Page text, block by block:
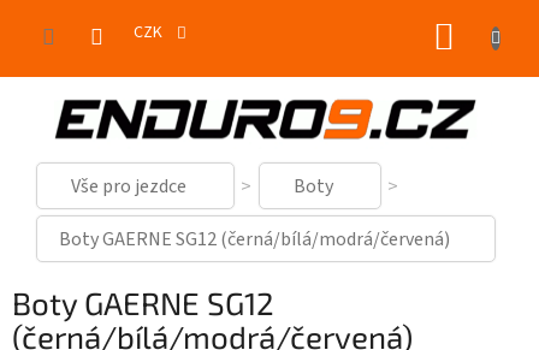
CZK
Vše pro jezdce
Boty
Boty GAERNE SG12 (černá/bílá/modrá/červená)
Boty GAERNE SG12
(černá/bílá/modrá/červená)